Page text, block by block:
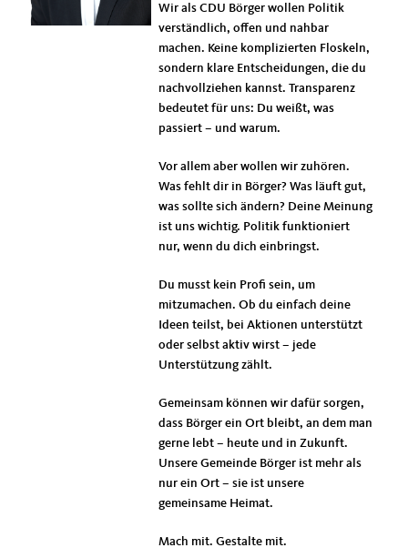
Wir als CDU Börger wollen Politik
verständlich, offen und nahbar
machen. Keine komplizierten Floskeln,
sondern klare Entscheidungen, die du
nachvollziehen kannst. Transparenz
bedeutet für uns: Du weißt, was
passiert – und warum.
Vor allem aber wollen wir zuhören.
Was fehlt dir in Börger? Was läuft gut,
was sollte sich ändern? Deine Meinung
ist uns wichtig. Politik funktioniert
nur, wenn du dich einbringst.
Du musst kein Profi sein, um
mitzumachen. Ob du einfach deine
Ideen teilst, bei Aktionen unterstützt
oder selbst aktiv wirst – jede
Unterstützung zählt.
Gemeinsam können wir dafür sorgen,
dass Börger ein Ort bleibt, an dem man
gerne lebt – heute und in Zukunft.
Unsere Gemeinde Börger ist mehr als
nur ein Ort – sie ist unsere
gemeinsame Heimat.
Mach mit. Gestalte mit.